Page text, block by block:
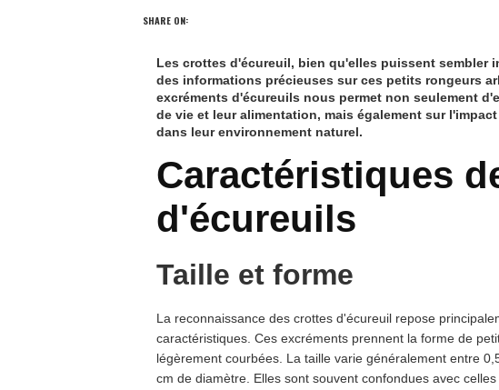
SHARE ON:
Les crottes d'écureuil, bien qu'elles puissent sembler
des informations précieuses sur ces petits rongeurs
excréments d'écureuils nous permet non seulement
de vie et leur alimentation, mais également sur
dans leur environnement naturel.
Caractéristiques
d'écureuils
Taille et forme
La reconnaissance des crottes d'écureuil repose
caractéristiques. Ces excréments prennent la forme de
légèrement courbées. La taille varie généralement entre
cm de diamètre. Elles sont souvent confondues avec